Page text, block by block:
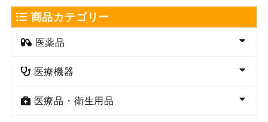
商品カテゴリー
医薬品
医療機器
医療品・衛生用品